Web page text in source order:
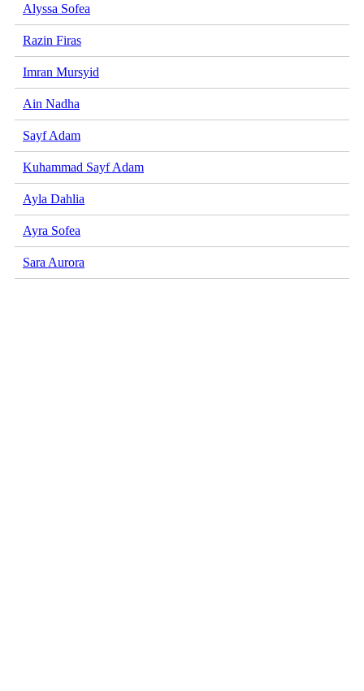
Alyssa Sofea
Razin Firas
Imran Mursyid
Ain Nadha
Sayf Adam
Kuhammad Sayf Adam
Ayla Dahlia
Ayra Sofea
Sara Aurora